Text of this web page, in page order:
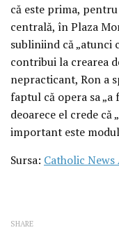
că este prima,
centrală, în Plaza
subliniind că „atunci
contribui la crearea
nepracticant, Ron a
faptul că opera sa
deoarece el crede că
important este
Sursa: Catholic News
SHARE